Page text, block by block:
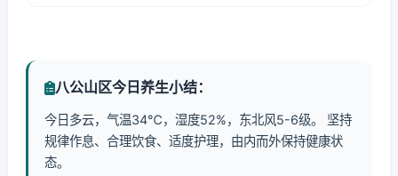
八公山区今日养生小结：
今日多云，气温34℃，湿度52%，东北风5-6级。 坚持
规律作息、合理饮食、适度护理，由内而外保持健康状
态。